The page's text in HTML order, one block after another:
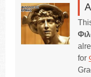
for